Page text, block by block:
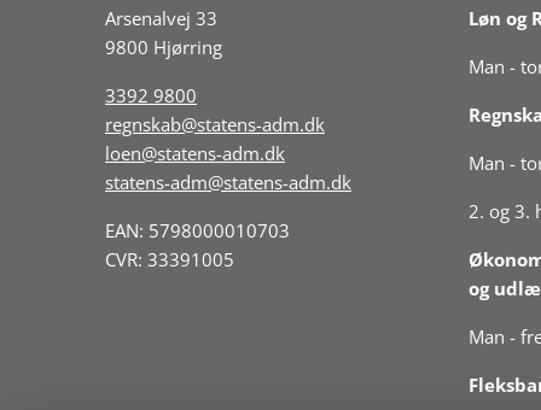
Arsenalvej 33
9800 Hjørring
3392 9800
regnskab@statens-adm.dk
loen@statens-adm.dk
statens-adm@statens-adm.dk
EAN: 5798000010703
CVR: 33391005
Løn og
Man -
Man -
2. og 3.
og
Man -